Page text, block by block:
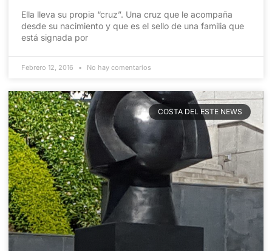
Ella lleva su propia “cruz”. Una cruz que le acompaña
desde su nacimiento y que es el sello de una familia que
está signada por
Febrero 12, 2016 No hay comentarios
COSTA DEL ESTE NEWS